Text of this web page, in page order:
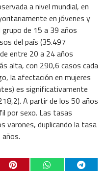
a nivel mundial, en
en jóvenes y
de 15 a 39 años
del país (35.497
entre 20 a 24 años
alta, con 290,6 casos cada
la afectación en mujeres
es significativamente
A partir de los 50 años
por sexo. Las tasas
varones, duplicando la tasa